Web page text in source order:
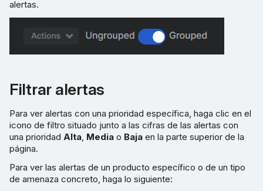
alertas.
Filtrar alertas
Para ver alertas con una prioridad específica, haga clic en el
icono de filtro situado junto a las cifras de las alertas con
una prioridad Alta Media o Baja en la parte superior de la
página.
Para ver las alertas de un producto específico o de un tipo
de amenaza concreto, haga lo siguiente: